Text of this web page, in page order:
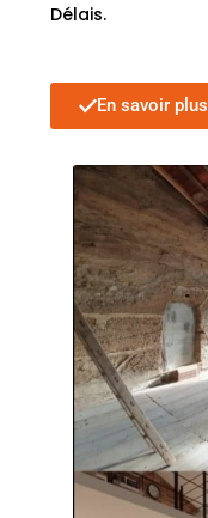
Délais.
En savoir plus